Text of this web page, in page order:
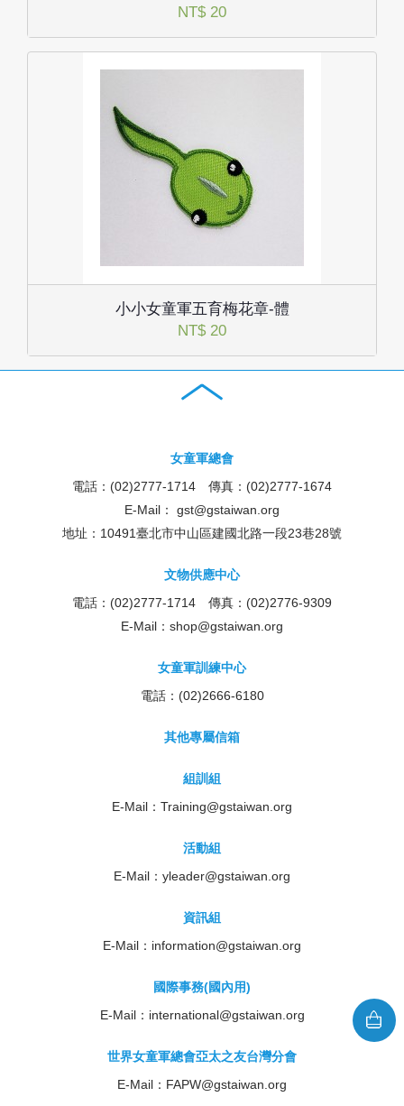
NT$ 20
小小女童軍五育梅花章-體
NT$ 20
女童軍總會
電話：(02)2777-1714 傳真：(02)2777-1674
E-Mail： gst@gstaiwan.org
地址：10491臺北市中山區建國北路一段23巷28號
文物供應中心
電話：(02)2777-1714 傳真：(02)2776-9309
E-Mail： shop@gstaiwan.org
女童軍訓練中心
電話：(02)2666-6180
其他專屬信箱
組訓組
E-Mail： Training@gstaiwan.org
活動組
E-Mail： yleader@gstaiwan.org
資訊組
E-Mail： information@gstaiwan.org
國際事務(國內用)
E-Mail： international@gstaiwan.org
世界女童軍總會亞太之友台灣分會
E-Mail： FAPW@gstaiwan.org